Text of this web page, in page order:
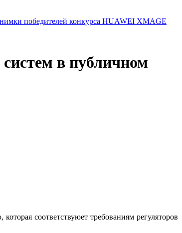
победителей конкурса HUAWEI XMAGE
в публичном
соответствуюет требованиям регуляторов